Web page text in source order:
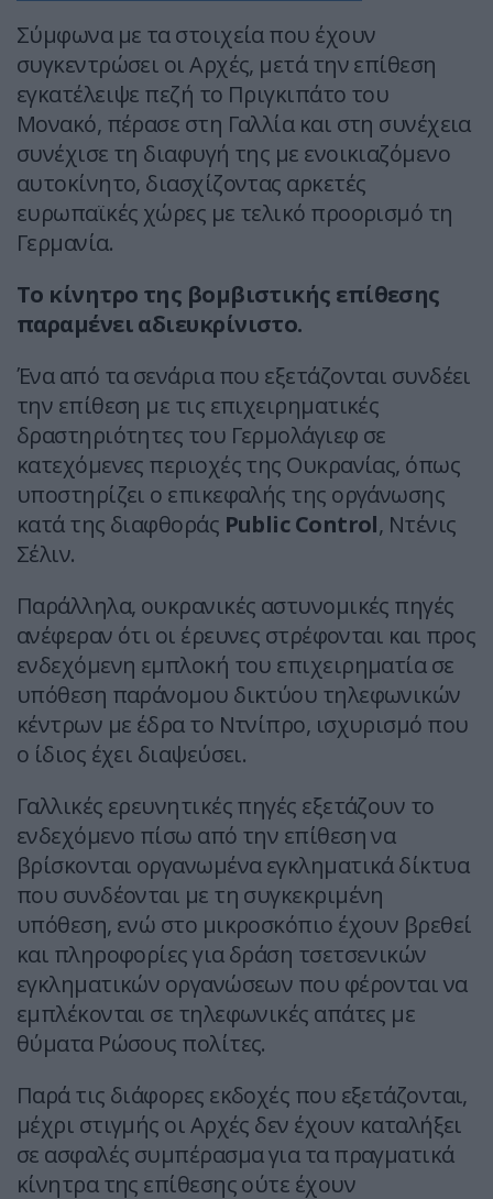
Σύμφωνα με τα στοιχεία που έχουν
συγκεντρώσει οι Αρχές, μετά την επίθεση
εγκατέλειψε πεζή το Πριγκιπάτο του
Μονακό, πέρασε στη Γαλλία και στη συνέχεια
συνέχισε τη διαφυγή της με ενοικιαζόμενο
αυτοκίνητο, διασχίζοντας αρκετές
ευρωπαϊκές χώρες με τελικό προορισμό τη
Γερμανία.
Το κίνητρο της βομβιστικής επίθεσης
παραμένει αδιευκρίνιστο.
Ένα από τα σενάρια που εξετάζονται συνδέει
την επίθεση με τις επιχειρηματικές
δραστηριότητες του Γερμολάγιεφ σε
κατεχόμενες περιοχές της Ουκρανίας, όπως
υποστηρίζει ο επικεφαλής της οργάνωσης
κατά της διαφθοράς Public Control, Ντένις
Σέλιν.
Παράλληλα, ουκρανικές αστυνομικές πηγές
ανέφεραν ότι οι έρευνες στρέφονται και προς
ενδεχόμενη εμπλοκή του επιχειρηματία σε
υπόθεση παράνομου δικτύου τηλεφωνικών
κέντρων με έδρα το Ντνίπρο, ισχυρισμό που
ο ίδιος έχει διαψεύσει.
Γαλλικές ερευνητικές πηγές εξετάζουν το
ενδεχόμενο πίσω από την επίθεση να
βρίσκονται οργανωμένα εγκληματικά δίκτυα
που συνδέονται με τη συγκεκριμένη
υπόθεση, ενώ στο μικροσκόπιο έχουν βρεθεί
και πληροφορίες για δράση τσετσενικών
εγκληματικών οργανώσεων που φέρονται να
εμπλέκονται σε τηλεφωνικές απάτες με
θύματα Ρώσους πολίτες.
Παρά τις διάφορες εκδοχές που εξετάζονται,
μέχρι στιγμής οι Αρχές δεν έχουν καταλήξει
σε ασφαλές συμπέρασμα για τα πραγματικά
κίνητρα της επίθεσης ούτε έχουν